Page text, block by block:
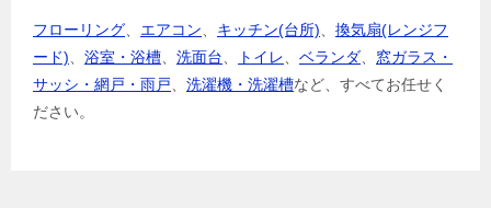
フローリング エアコン キッチン(台所)
換気扇(レンジフ
ード)
浴室・浴槽 洗面台 トイレ ベランダ
窓ガラス・
サッシ・網戸・雨戸
洗濯機・洗濯槽など、すべてお任せく
ださい。